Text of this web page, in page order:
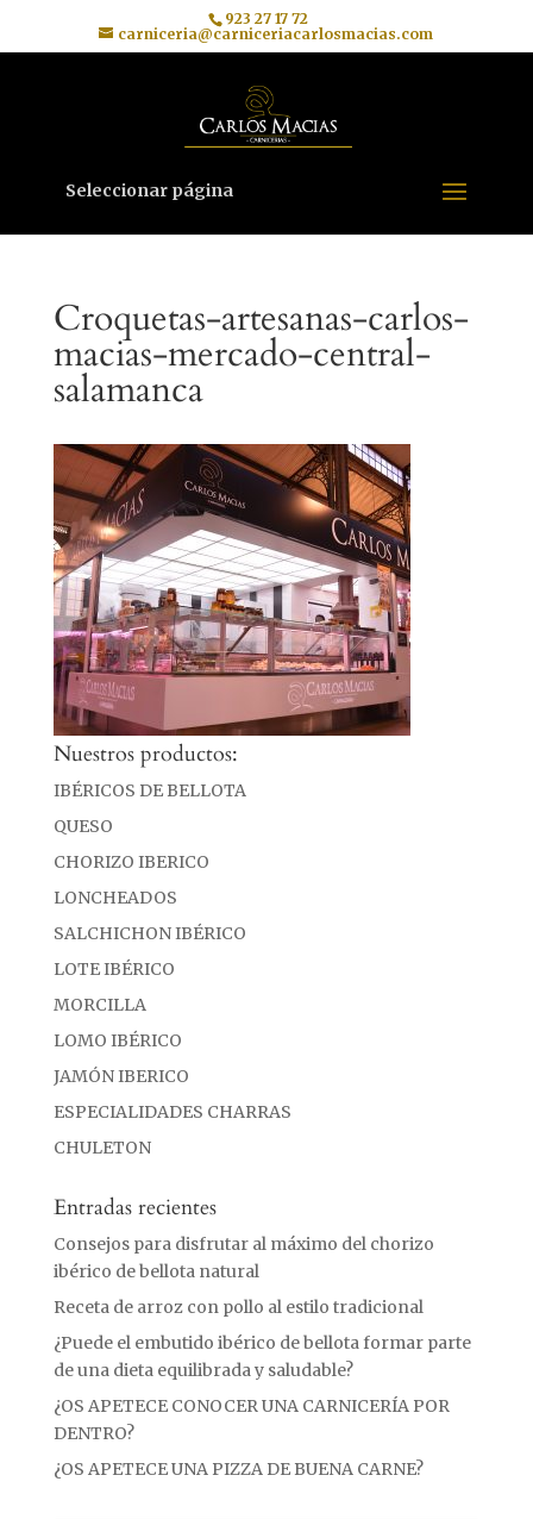
923 27 17 72
carniceria@carniceriacarlosmacias.com
Seleccionar página
Croquetas-artesanas-carlos-
macias-mercado-central-
salamanca
Nuestros productos:
IBÉRICOS DE BELLOTA
QUESO
CHORIZO IBERICO
LONCHEADOS
SALCHICHON IBÉRICO
LOTE IBÉRICO
MORCILLA
LOMO IBÉRICO
JAMÓN IBERICO
ESPECIALIDADES CHARRAS
CHULETON
Entradas recientes
Consejos para disfrutar al máximo del chorizo
ibérico de bellota natural
Receta de arroz con pollo al estilo tradicional
¿Puede el embutido ibérico de bellota formar parte
de una dieta equilibrada y saludable?
¿OS APETECE CONOCER UNA CARNICERÍA POR
DENTRO?
¿OS APETECE UNA PIZZA DE BUENA CARNE?